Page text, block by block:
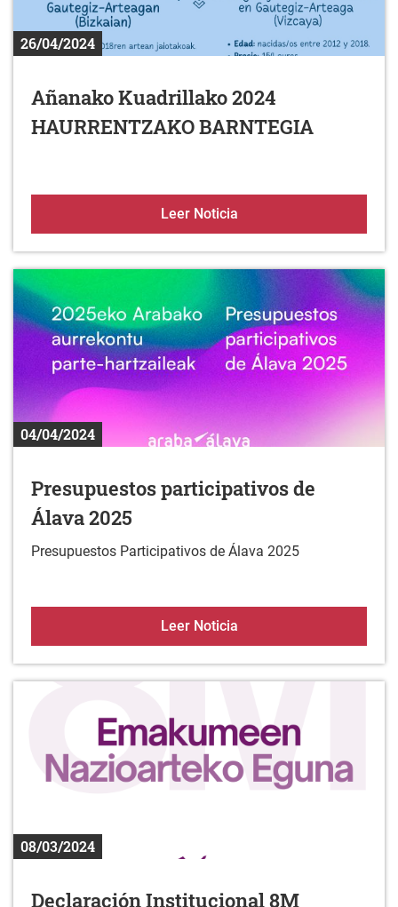
26/04/2024
Añanako Kuadrillako 2024
HAURRENTZAKO BARNTEGIA
Leer NoticiaAñanako Kuadrillako
04/04/2024
Presupuestos participativos de
Álava 2025
Presupuestos Participativos de Álava 2025
Leer NoticiaPresupuestos
08/03/2024
Declaración Institucional 8M